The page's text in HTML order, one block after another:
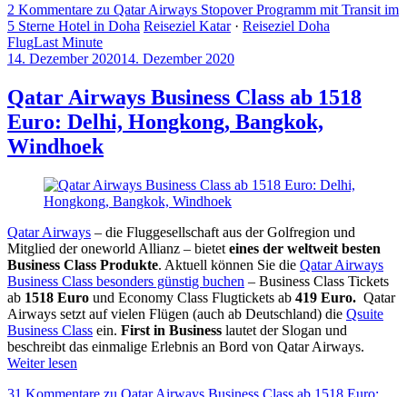
2 Kommentare zu Qatar Airways Stopover Programm mit Transit im
5 Sterne Hotel in Doha Reiseziel Katar· Reiseziel Doha
FlugLast Minute
14. Dezember 202014. Dezember 2020
Allan
Qatar Airways Business Class ab 1518
Euro: Delhi, Hongkong, Bangkok,
Windhoek
Qatar Airways – die Fluggesellschaft aus der Golfregion und
Mitglied der oneworld Allianz – bietet eines der weltweit besten
Business Class Produkte. Aktuell können Sie die Qatar Airways
Business Class besonders günstig buchen – Business Class Tickets
ab 1518 Euro und Economy Class Flugtickets ab 419 Euro. Qatar
Airways setzt auf vielen Flügen (auch ab Deutschland) die Qsuite
Business Class ein. First in Business lautet der Slogan und
beschreibt das einmalige Erlebnis an Bord von Qatar Airways.
Weiter lesen
31 Kommentare zu Qatar Airways Business Class ab 1518 Euro: